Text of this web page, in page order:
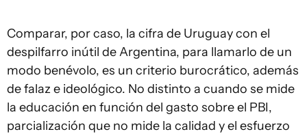
Comparar, por caso, la cifra de Uruguay con el
despilfarro inútil de Argentina, para llamarlo de un
modo benévolo, es un criterio burocrático, además
de falaz e ideológico. No distinto a cuando se mide
la educación en función del gasto sobre el PBI,
parcialización que no mide la calidad y el esfuerzo